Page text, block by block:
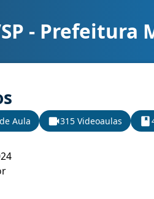
e Contratos
- Prefeitura
Aula 315 Videoaulas